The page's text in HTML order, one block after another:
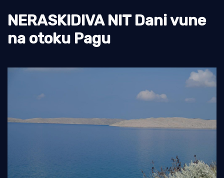
Pomorstvo
Ribolov
Tradicija i kultura
NERASKIDIVA NIT Dani vune
na otoku Pagu